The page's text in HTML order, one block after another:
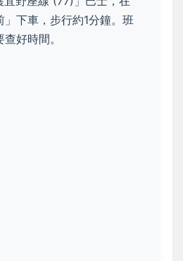
」下車，步行約1分鐘。班
好時間。